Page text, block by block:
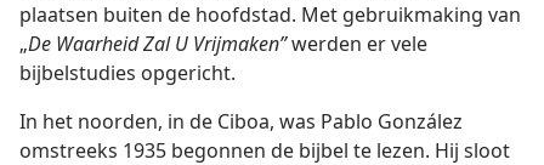
plaatsen buiten de hoofdstad. Met gebruikmaking van
„De Waarheid Zal U Vrijmaken”werden er vele
bijbelstudies opgericht.
In het noorden, in de Ciboa, was Pablo González
omstreeks 1935 begonnen de bijbel te lezen. Hij sloot